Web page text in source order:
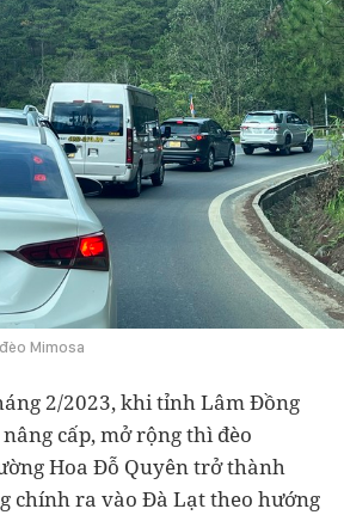
Mimosa
2/2023, khi tỉnh Lâm Đồng
cấp, mở rộng thì đèo
Hoa Đỗ Quyên trở thành
chính ra vào Đà Lạt theo hướng